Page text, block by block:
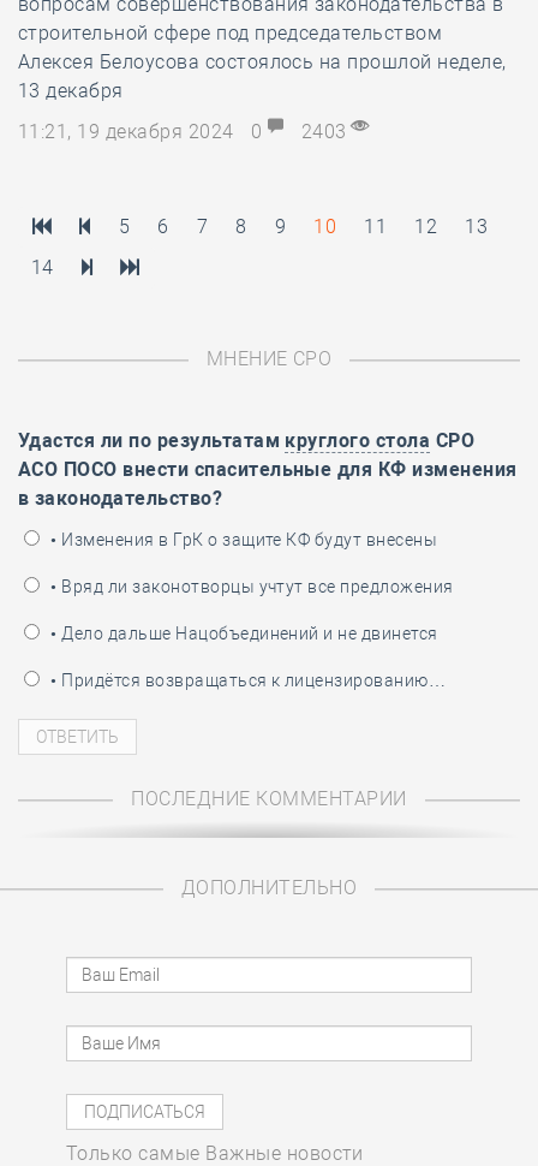
строительной сфере под председательством
Алексея Белоусова состоялось на прошлой неделе,
13 декабря
11:21, 19 декабря 2024
0 2403
5 6 7 8 9 10 11 12
13
14
МНЕНИЕ СРО
Удастся ли по результатам круглого стола СРО
АСО ПОСО внести спасительные для КФ изменения
в законодательство?
• Изменения в ГрК о защите КФ будут внесены
• Вряд ли законотворцы учтут все предложения
• Дело дальше Нацобъединений и не двинется
• Придётся возвращаться к лицензированию…
ПОСЛЕДНИЕ КОММЕНТАРИИ
ДОПОЛНИТЕЛЬНО
Только самые Важные новости